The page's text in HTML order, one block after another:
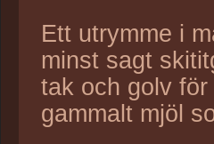
Ett utrymme i
minst sagt
tak och golv
gammalt mjöl